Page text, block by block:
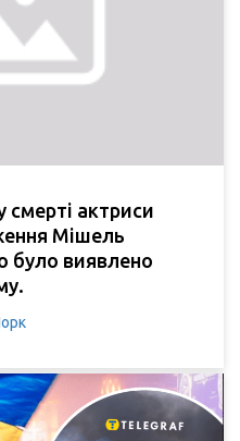
смерті актриси
Мішель
було виявлено